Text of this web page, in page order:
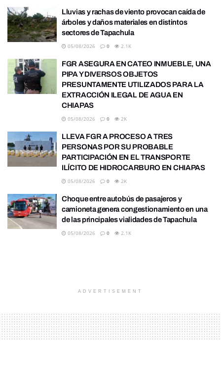
Lluvias y rachas de viento provocan caída de
árboles y daños materiales en distintos
sectores de Tapachula
05/08/2026 0 2.1K
FGR ASEGURA EN CATEO INMUEBLE, UNA
PIPA Y DIVERSOS OBJETOS
PRESUNTAMENTE UTILIZADOS PARA LA
EXTRACCIÓN ILEGAL DE AGUA EN
CHIAPAS
05/08/2026 0 2K
LLEVA FGR A PROCESO A TRES
PERSONAS POR SU PROBABLE
PARTICIPACIÓN EN EL TRANSPORTE
ILÍCITO DE HIDROCARBURO EN CHIAPAS
05/08/2026 0 2K
Choque entre autobús de pasajeros y
camioneta genera congestionamiento en una
de las principales vialidades de Tapachula
05/08/2026 0 2.1K
ADVERTISEMENT